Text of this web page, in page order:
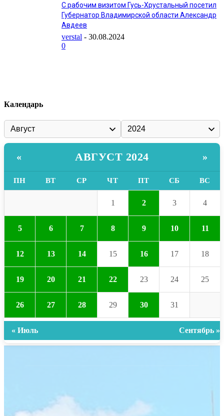
С рабочим визитом Гусь-Хрустальный посетил
Губернатор Владимирской области Александр
Авдеев
verstal - 30.08.2024
0
Календарь
« АВГУСТ 2024 »
ПН ВТ СР ЧТ ПТ СБ ВС
1 2 3 4
5 6 7 8 9 10 11
12 13 14 15 16 17 18
19 20 21 22 23 24 25
26 27 28 29 30 31
« Июль Сентябрь »